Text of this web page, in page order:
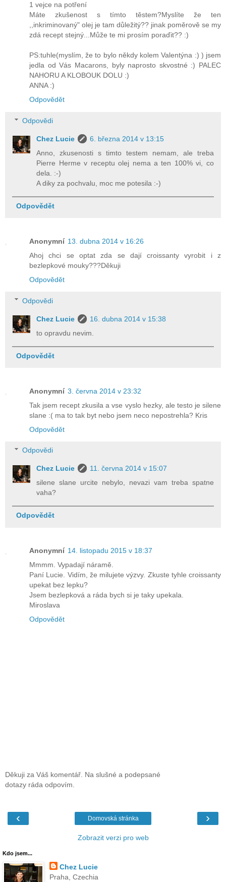
1 vejce na potření
Máte zkušenost s tímto těstem?Myslíte že ten
,,inkriminovaný" olej je tam důležitý?? jinak poměrově se my
zdá recept stejný...Může te mi prosím poraďit?? :)
PS:tuhle(myslím, že to bylo někdy kolem Valentýna :) ) jsem
jedla od Vás Macarons, byly naprosto skvostné :) PALEC
NAHORU A KLOBOUK DOLU :)
ANNA :)
Odpovědět
Odpovědi
Chez Lucie
6. března 2014 v 13:15
Anno, zkusenosti s timto testem nemam, ale treba
Pierre Herme v receptu olej nema a ten 100% vi, co
dela. :-)
A diky za pochvalu, moc me potesila :-)
Odpovědět
Anonymní 13. dubna 2014 v 16:26
Ahoj chci se optat zda se dají croissanty vyrobit i z
bezlepkové mouky???Děkuji
Odpovědět
Odpovědi
Chez Lucie
16. dubna 2014 v 15:38
to opravdu nevim.
Odpovědět
Anonymní 3. června 2014 v 23:32
Tak jsem recept zkusila a vse vyslo hezky, ale testo je silene
slane :( ma to tak byt nebo jsem neco nepostrehla? Kris
Odpovědět
Odpovědi
Chez Lucie
11. června 2014 v 15:07
silene slane urcite nebylo, nevazi vam treba spatne
vaha?
Odpovědět
Anonymní 14. listopadu 2015 v 18:37
Mmmm. Vypadají náramě.
Paní Lucie. Vidím, že milujete výzvy. Zkuste tyhle croissanty
upekat bez lepku?
Jsem bezlepková a ráda bych si je taky upekala.
Miroslava
Odpovědět
Děkuji za Váš komentář. Na slušné a podepsané
dotazy ráda odpovím.
‹ ›
Domovská stránka
Zobrazit verzi pro web
Kdo jsem...
Chez Lucie
Praha, Czechia